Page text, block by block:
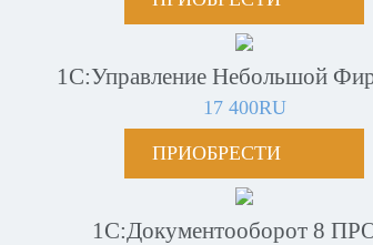
1С:Управление Небольшой
17 400RU
ПРИОБРЕСТИ
1С:Документооборот 8